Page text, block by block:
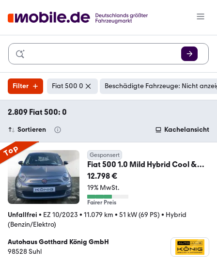
Filter Fiat 500 0 Beschädigte Fahrzeuge: Nicht
2.809 Fiat 500: 0
Sortieren Kachelansicht
Top Gesponsert
Fiat 500 1.0 Mild Hybrid Cool &
Sound
12.798 €
19% MwSt.
Fairer Preis
Unfallfrei • EZ 10/2023 • 11.079 km • 51 kW (69 PS) • Hybrid
(Benzin/Elektro)
Autohaus Gotthard König GmbH
98528 Suhl